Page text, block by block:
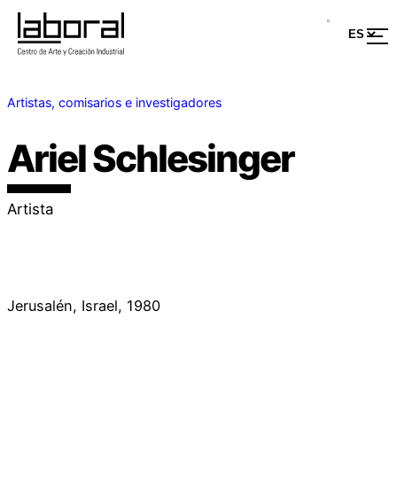
Artistas, comisarios e investigadores
Ariel Schlesinger
Artista
Jerusalén, Israel, 1980